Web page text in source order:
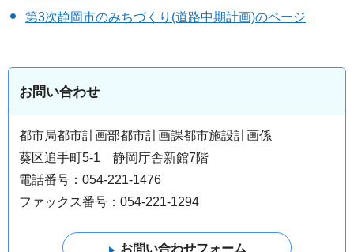
第3次静岡市のみちづくり(道路中期計画)のページ
お問い合わせ
都市局都市計画部都市計画課都市施設計画係
葵区追手町5-1 静岡庁舎新館7階
電話番号：054-221-1476
ファックス番号：054-221-1294